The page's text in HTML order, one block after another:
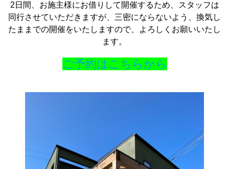
2日間、お施主様にお借りして開催するため、スタッフは
同行させていただきますが、三密にならないよう、換気し
たままでの開催をいたしますので、よろしくお願いいたし
ます。
ご予約はこちらから